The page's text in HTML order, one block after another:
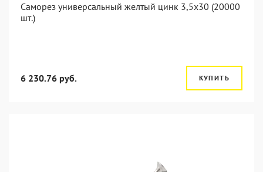
Саморез универсальный желтый цинк 3,5x30 (20000
шт.)
6 230.76 руб. КУПИТЬ